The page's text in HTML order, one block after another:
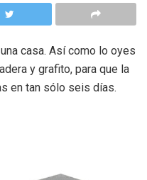
casa. Así como lo oyes
y grafito, para que la
en tan sólo seis días.